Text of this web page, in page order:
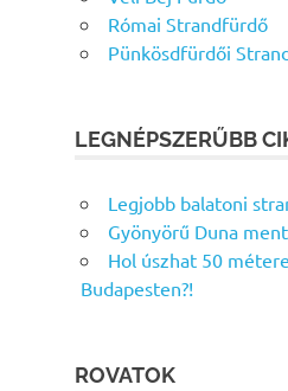
Római Strandfürdő
Pünkösdfürdői
LEGNÉPSZERŰBB
Legjobb balatoni
Gyönyörű Duna
Hol úszhat 50
Budapesten?!
ROVATOK